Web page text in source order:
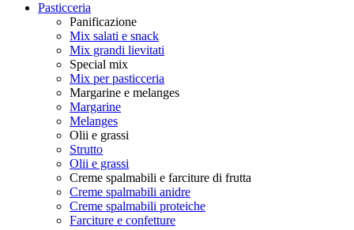
Pasticceria
Panificazione
Mix salati e snack
Mix grandi lievitati
Special mix
Mix per pasticceria
Margarine e melanges
Margarine
Melanges
Olii e grassi
Strutto
Olii e grassi
Creme spalmabili e farciture di frutta
Creme spalmabili anidre
Creme spalmabili proteiche
Farciture e confetture